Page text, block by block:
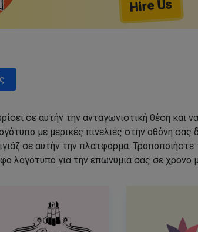
Hire Us
σε αυτήν την ανταγωνιστική θέση και
με μερικές πινελιές στην οθόνη σας
σε αυτήν την πλατφόρμα.
λογότυπο για την επωνυμία σας σε χρόνο